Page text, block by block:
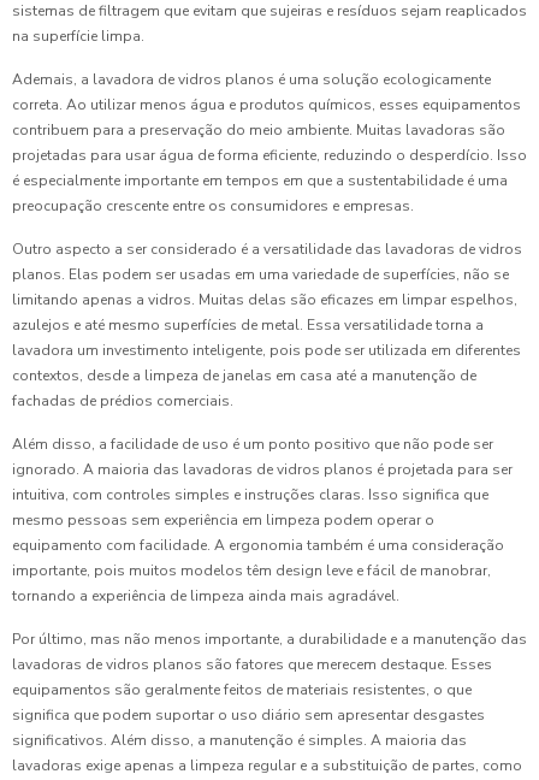
sistemas de filtragem que evitam que sujeiras e resíduos sejam reaplicados
na superfície limpa.
Ademais, a lavadora de vidros planos é uma solução ecologicamente
correta. Ao utilizar menos água e produtos químicos, esses equipamentos
contribuem para a preservação do meio ambiente. Muitas lavadoras são
projetadas para usar água de forma eficiente, reduzindo o desperdício. Isso
é especialmente importante em tempos em que a sustentabilidade é uma
preocupação crescente entre os consumidores e empresas.
Outro aspecto a ser considerado é a versatilidade das lavadoras de vidros
planos. Elas podem ser usadas em uma variedade de superfícies, não se
limitando apenas a vidros. Muitas delas são eficazes em limpar espelhos,
azulejos e até mesmo superfícies de metal. Essa versatilidade torna a
lavadora um investimento inteligente, pois pode ser utilizada em diferentes
contextos, desde a limpeza de janelas em casa até a manutenção de
fachadas de prédios comerciais.
Além disso, a facilidade de uso é um ponto positivo que não pode ser
ignorado. A maioria das lavadoras de vidros planos é projetada para ser
intuitiva, com controles simples e instruções claras. Isso significa que
mesmo pessoas sem experiência em limpeza podem operar o
equipamento com facilidade. A ergonomia também é uma consideração
importante, pois muitos modelos têm design leve e fácil de manobrar,
tornando a experiência de limpeza ainda mais agradável.
Por último, mas não menos importante, a durabilidade e a manutenção das
lavadoras de vidros planos são fatores que merecem destaque. Esses
equipamentos são geralmente feitos de materiais resistentes, o que
significa que podem suportar o uso diário sem apresentar desgastes
significativos. Além disso, a manutenção é simples. A maioria das
lavadoras exige apenas a limpeza regular e a substituição de partes, como